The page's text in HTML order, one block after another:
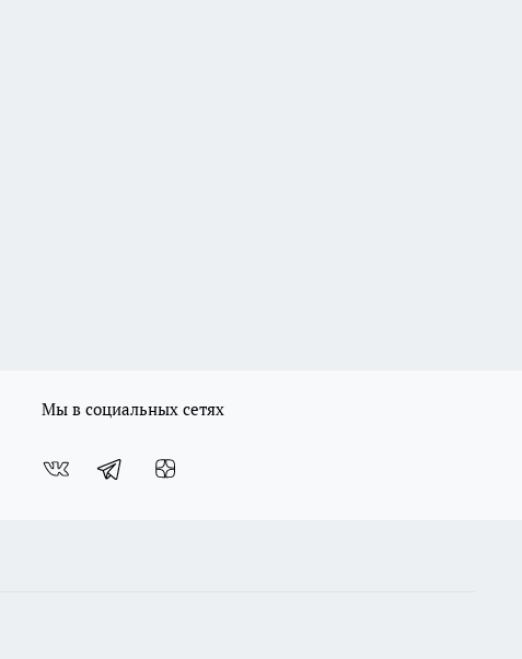
Мы в социальных сетях